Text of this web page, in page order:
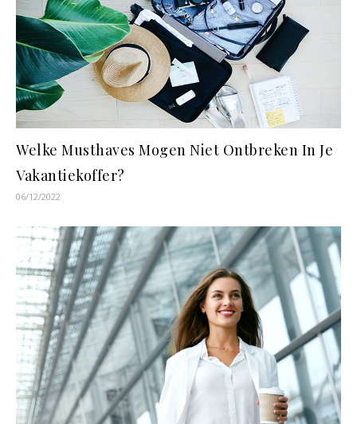
Welke Musthaves Mogen Niet Ontbreken In Je
Vakantiekoffer?
06/12/2022